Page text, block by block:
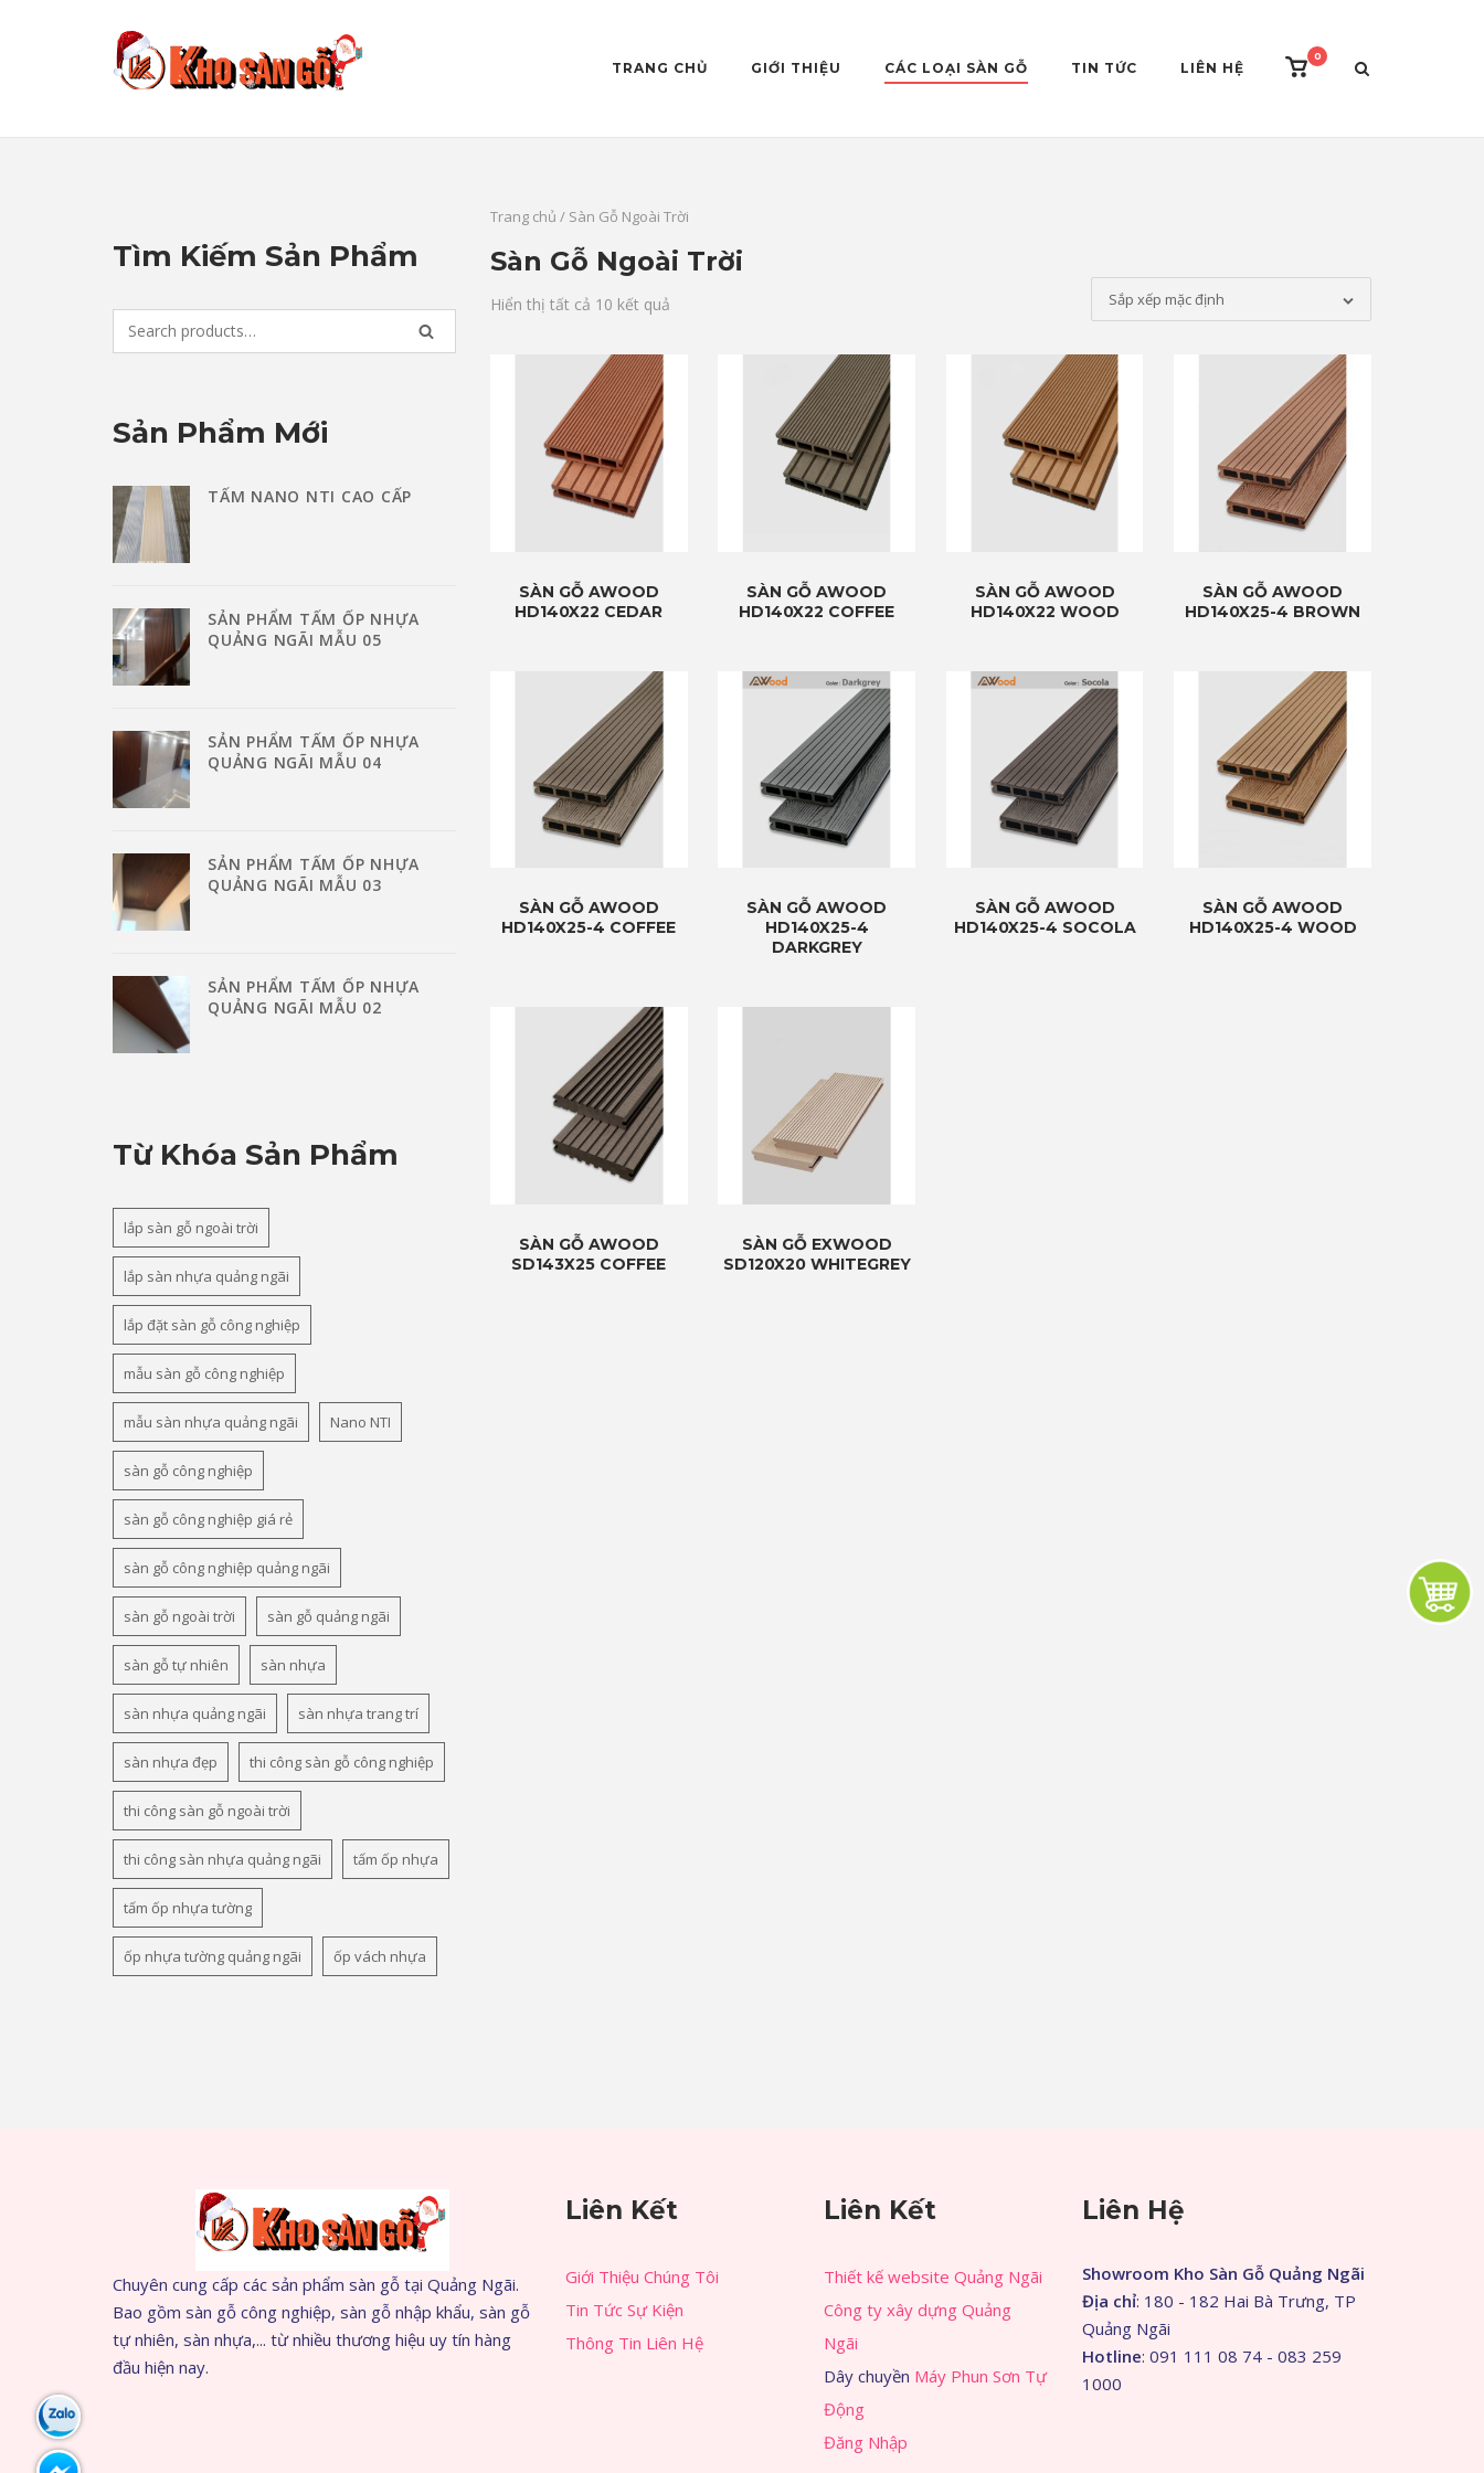
TRANG CHỦ GIỚI THIỆU CÁC LOẠI SÀN GỖ TIN TỨC LIÊN HỆ
View
0
Trang chủ / Sàn Gỗ Ngoài Trời
Sàn Gỗ Ngoài Trời
Hiển thị tất cả 10 kết quả Sắp xếp mặc định
SÀN GỖ AWOOD
HD140X22 CEDAR
SÀN GỖ AWOOD
HD140X22 COFFEE
SÀN GỖ AWOOD
HD140X22 WOOD
SÀN GỖ AWOOD
HD140X25-4 BROWN
SÀN GỖ AWOOD
HD140X25-4 COFFEE
SÀN GỖ AWOOD
HD140X25-4
DARKGREY
SÀN GỖ AWOOD
HD140X25-4 SOCOLA
SÀN GỖ AWOOD
HD140X25-4 WOOD
SÀN GỖ AWOOD
SD143X25 COFFEE
SÀN GỖ EXWOOD
SD120X20 WHITEGREY
Tìm Kiếm Sản Phẩm
Search
for:
SEARCH
Sản Phẩm Mới
TẤM NANO NTI CAO CẤP
SẢN PHẨM TẤM ỐP NHỰA
QUẢNG NGÃI MẪU 05
SẢN PHẨM TẤM ỐP NHỰA
QUẢNG NGÃI MẪU 04
SẢN PHẨM TẤM ỐP NHỰA
QUẢNG NGÃI MẪU 03
SẢN PHẨM TẤM ỐP NHỰA
QUẢNG NGÃI MẪU 02
Từ Khóa Sản Phẩm
lắp sàn gỗ ngoài trời
lắp sàn nhựa quảng ngãi
lắp đặt sàn gỗ công nghiệp
mẫu sàn gỗ công nghiệp
mẫu sàn nhựa quảng ngãi Nano NTI
sàn gỗ công nghiệp
sàn gỗ công nghiệp giá rẻ
sàn gỗ công nghiệp quảng ngãi
sàn gỗ ngoài trời sàn gỗ quảng ngãi
sàn gỗ tự nhiên sàn nhựa
sàn nhựa quảng ngãi sàn nhựa trang trí
sàn nhựa đẹp thi công sàn gỗ công nghiệp
thi công sàn gỗ ngoài trời
thi công sàn nhựa quảng ngãi tấm ốp nhựa
tấm ốp nhựa tường
ốp nhựa tường quảng ngãi ốp vách nhựa
Chuyên cung cấp các sản phẩm sàn gỗ tại Quảng Ngãi.
Bao gồm sàn gỗ công nghiệp, sàn gỗ nhập khẩu, sàn gỗ
tự nhiên, sàn nhựa,... từ nhiều thương hiệu uy tín hàng
đầu hiện nay.
Liên Kết
Giới Thiệu Chúng Tôi
Tin Tức Sự Kiện
Thông Tin Liên Hệ
Liên Kết
Thiết kế website Quảng Ngãi
Công ty xây dựng Quảng
Ngãi
Dây chuyền Máy Phun Sơn Tự
Động
Đăng Nhập
Liên Hệ
Showroom Kho Sàn Gỗ Quảng Ngãi
Địa chỉ: 180 - 182 Hai Bà Trưng, TP
Quảng Ngãi
Hotline: 091 111 08 74 - 083 259
1000